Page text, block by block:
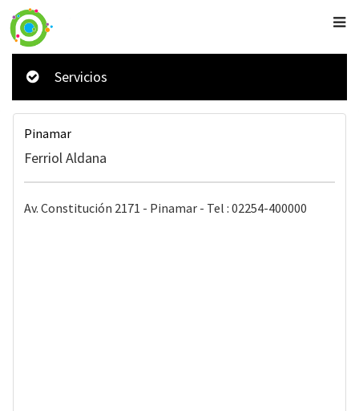
Servicios
Pinamar
Ferriol Aldana
Av. Constitución 2171 - Pinamar - Tel : 02254-400000